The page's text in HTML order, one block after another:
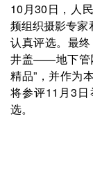
10月30日，人
频组织摄影专家
认真评选。最
井盖——地下管
精品”，并作为
将参评11月3日
选。